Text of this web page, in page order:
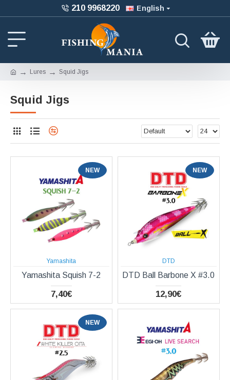
210 9968220 English
Lures Squid Jigs
Squid Jigs
NEW
Yamashita
Yamashita Squish 7-2
7,40€
NEW
DTD
DTD Ball Barbone X #3.0
12,90€
NEW